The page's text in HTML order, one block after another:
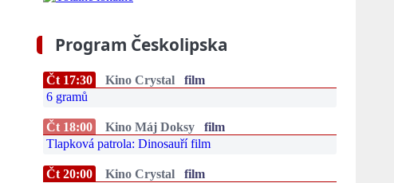
Program Českolipska
Čt 17:30 Kino Crystal
film
6 gramů
Čt 18:00 Kino Máj Doksy
film
Tlapková patrola: Dinosauří film
Čt 20:00 Kino Crystal
film